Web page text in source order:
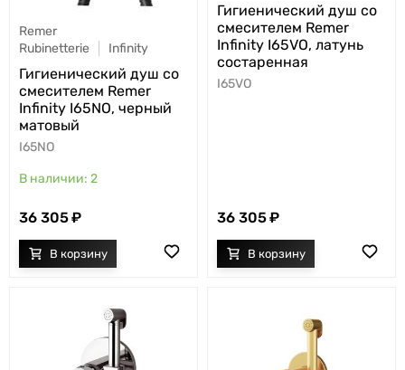
Remer
Rubinetterie
Infinity
Гигиенический душ со
смесителем Remer
Infinity I65NO, черный
матовый
I65NO
2
36 305
Гигиенический душ со
смесителем Remer
Infinity I65VO, латунь
состаренная
I65VO
36 305